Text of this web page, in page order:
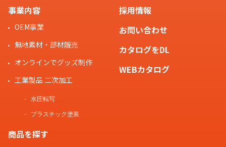
事業内容
OEM事業
無地素材・部材販売
オンラインでグッズ制作
工業製品 二次加工
水圧転写
プラスチック塗装
商品を探す
採用情報
お問い合わせ
カタログをDL
WEBカタログ